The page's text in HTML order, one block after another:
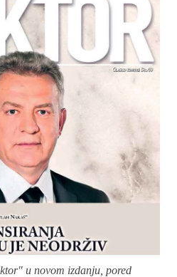
u novom izdanju, pored